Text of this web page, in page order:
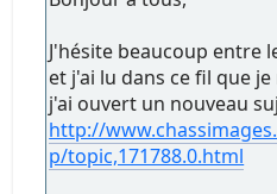
J'hésite beaucoup entre
et j'ai lu dans ce fil que
j'ai ouvert un nouveau
http://
p/topic,171788.0.html